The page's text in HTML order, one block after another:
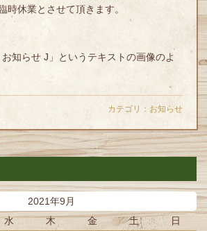
時休業とさせて頂きます。
カテゴリ： お知らせ
2021年9月
水 木 金 土 日